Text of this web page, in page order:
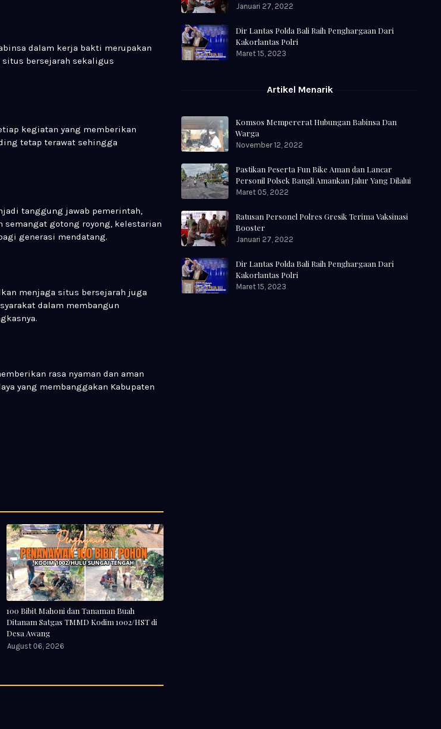
dalam kerja bakti merupakan
situs bersejarah sekaligus
kegiatan yang memberikan
tetap terawat sehingga
tanggung jawab pemerintah,
gotong royong, kelestarian
generasi mendatang.
menjaga situs bersejarah juga
dalam membangun
rasa nyaman dan aman
yang membanggakan Kabupaten
100 Bibit Mahoni dan Tanaman Buah
Ditanam Satgas TMMD Kodim 1002/HST di
Desa Awang
August 06, 2026
Januari 27, 2022
Dir Lantas Polda Bali Raih Penghargaan Dari
Kakorlantas Polri
Maret 15, 2023
Artikel Menarik
Komsos Mempererat Hubungan Babinsa Dan
Warga
November 12, 2022
Pastikan Peserta Fun Bike Aman dan Lancar
Personil Polsek Bangli Amankan Jalur Yang Dilalui
Maret 05, 2022
Ratusan Personel Polres Gresik Terima Vaksinasi
Booster
Januari 27, 2022
Dir Lantas Polda Bali Raih Penghargaan Dari
Kakorlantas Polri
Maret 15, 2023